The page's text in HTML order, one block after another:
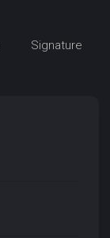
Signature